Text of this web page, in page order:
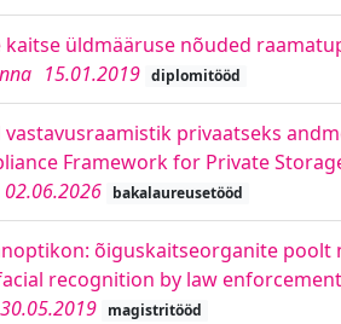
üldmääruse nõuded
15.01.2019 diplomitööd
privaatseks
Framework for Private
02.06.2026 bakalaureusetööd
õiguskaitseorganite poolt
recognition by law enforcement
30.05.2019 magistritööd